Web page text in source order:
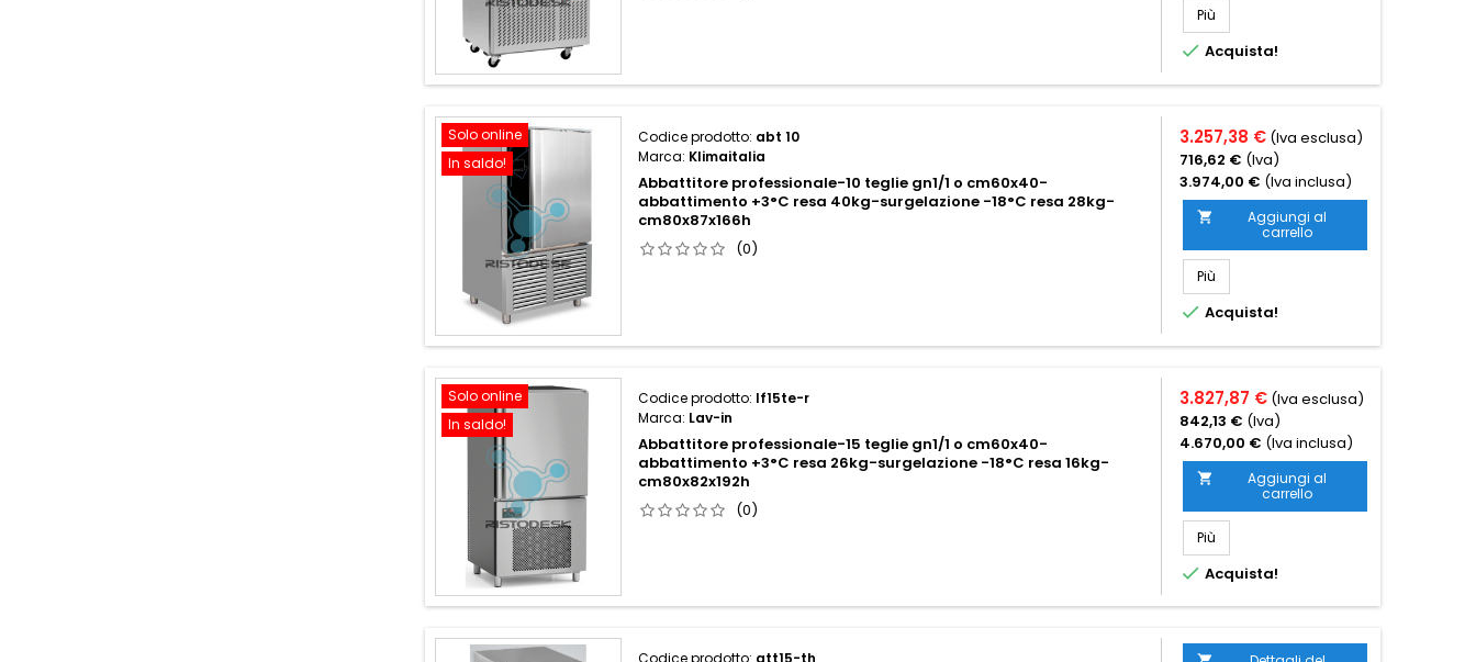
Più
 Acquista!
Solo online
In saldo!
Codice prodotto: abt 10
Marca: Klimaitalia
Abbattitore professionale-10 teglie gn1/1 o cm60x40-
abbattimento +3°C resa 40kg-surgelazione -18°C resa 28kg-
cm80x87x166h
(0)
3.257,38 € (Iva esclusa)
716,62 € (Iva)
3.974,00 € (Iva inclusa)

Aggiungi al
carrello
Più
 Acquista!
Solo online
In saldo!
Codice prodotto: lf15te-r
Marca: Lav-in
Abbattitore professionale-15 teglie gn1/1 o cm60x40-
abbattimento +3°C resa 26kg-surgelazione -18°C resa 16kg-
cm80x82x192h
(0)
3.827,87 € (Iva esclusa)
842,13 € (Iva)
4.670,00 € (Iva inclusa)

Aggiungi al
carrello
Più
 Acquista!